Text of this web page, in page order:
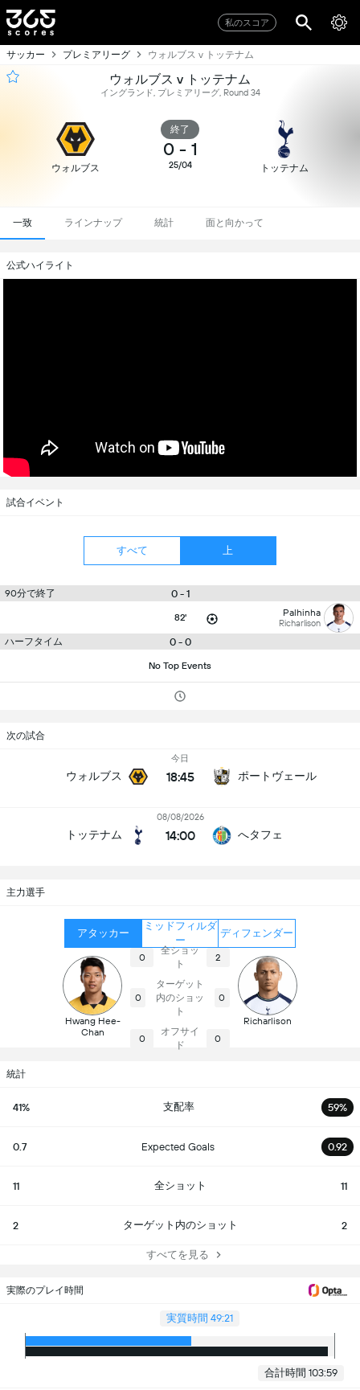
私のスコア
サッカー プレミアリーグ ウォルブス v トッテナム
ウォルブス v トッテナム
イングランド, プレミアリーグ, Round 34
ウォルブス
終了
0 - 1
25/04 トッテナム
一致 ラインナップ 統計 面と向かって
公式ハイライト
試合イベント
すべて 上
90分で終了 0 - 1
82' Palhinha
Richarlison
ハーフタイム 0 - 0
No Top Events
次の試合
ウォルブス
今日
18:45 ポートヴェール
トッテナム
08/08/2026
14:00 へタフェ
主力選手
アタッカー
ミッドフィルダ
ー
ディフェンダー
Hwang Hee-
Chan
0
全ショッ
ト
2
0
ターゲット
内のショッ
ト
0
0
オフサイ
ド
0
Richarlison
統計
41% 支配率 59%
0.7 Expected Goals 0.92
11 全ショット 11
2 ターゲット内のショット 2
すべてを見る
実際のプレイ時間
実質時間 49:21
合計時間 103:59